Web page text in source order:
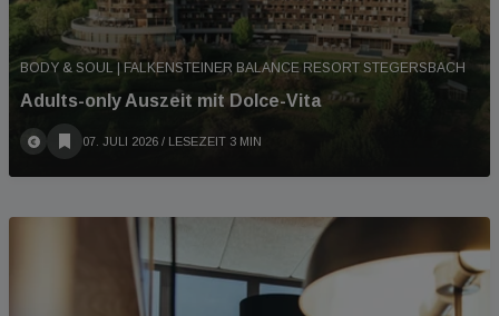
BODY & SOUL | FALKENSTEINER BALANCE RESORT STEGERSBACH
Adults-only Auszeit mit Dolce-Vita
07. JULI 2026 / LESEZEIT 3 MIN